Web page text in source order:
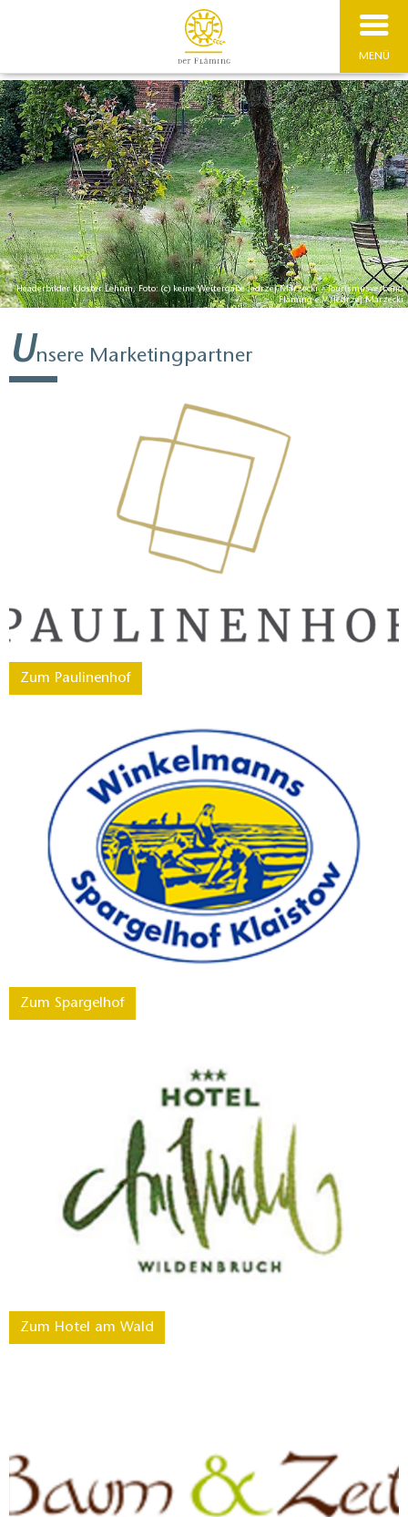
MENÜ
Headerbilder Kloster Lehnin, Foto: (c) keine Weitergabe Jedrzej Marzecki / Tourismusverband
Fläming e.V./Jedrzej Marzecki
Unsere Marketingpartner
Zum Paulinenhof
Zum Spargelhof
Zum Hotel am Wald